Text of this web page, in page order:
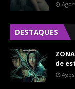
DESTAQUES
de